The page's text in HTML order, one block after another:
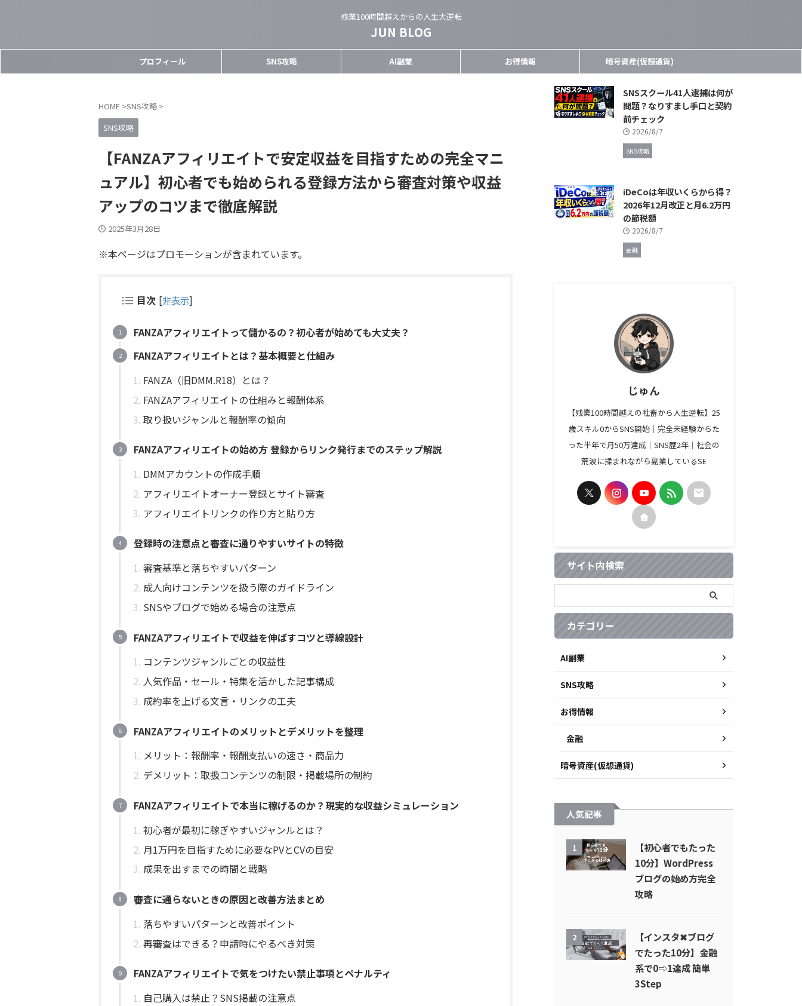
残業100時間越えからの人生大逆転
JUN BLOG
プロフィール SNS攻略 AI副業 お得情報 暗号資産(仮想通貨)
HOME >SNS攻略 >
SNS攻略
【FANZAアフィリエイトで安定収益を目指すための完全マニ
ュアル】初心者でも始められる登録方法から審査対策や収益
アップのコツまで徹底解説
2025年3月28日
※本ページはプロモーションが含まれています。
目次 [非表示]
FANZAアフィリエイトって儲かるの？初心者が始めても大丈夫？
FANZAアフィリエイトとは？基本概要と仕組み
FANZA（旧DMM.R18）とは？
FANZAアフィリエイトの仕組みと報酬体系
取り扱いジャンルと報酬率の傾向
FANZAアフィリエイトの始め方 登録からリンク発行までのステップ解説
DMMアカウントの作成手順
アフィリエイトオーナー登録とサイト審査
アフィリエイトリンクの作り方と貼り方
登録時の注意点と審査に通りやすいサイトの特徴
審査基準と落ちやすいパターン
成人向けコンテンツを扱う際のガイドライン
SNSやブログで始める場合の注意点
FANZAアフィリエイトで収益を伸ばすコツと導線設計
コンテンツジャンルごとの収益性
人気作品・セール・特集を活かした記事構成
成約率を上げる文言・リンクの工夫
FANZAアフィリエイトのメリットとデメリットを整理
メリット：報酬率・報酬支払いの速さ・商品力
デメリット：取扱コンテンツの制限・掲載場所の制約
FANZAアフィリエイトで本当に稼げるのか？現実的な収益シミュレーション
初心者が最初に稼ぎやすいジャンルとは？
月1万円を目指すために必要なPVとCVの目安
成果を出すまでの時間と戦略
審査に通らないときの原因と改善方法まとめ
落ちやすいパターンと改善ポイント
再審査はできる？申請時にやるべき対策
FANZAアフィリエイトで気をつけたい禁止事項とペナルティ
自己購入は禁止？SNS掲載の注意点
SNSスクール41人逮捕は何が
問題？なりすまし手口と契約
前チェック
2026/8/7
SNS攻略
iDeCoは年収いくらから得？
2026年12月改正と月6.2万円
の節税額
2026/8/7
金融
じゅん
【残業100時間越えの社畜から人生逆転】25
歳スキル0からSNS開始｜完全未経験からた
った半年で月50万達成｜SNS歴2年｜社会の
荒波に揉まれながら副業しているSE
サイト内検索
カテゴリー
AI副業
SNS攻略
お得情報
金融
暗号資産(仮想通貨)
人気記事
1
【初心者でもたった
10分】WordPress
ブログの始め方完全
攻略
2
【インスタ✖︎ブログ
でたった10分】金融
系で0⇨1達成 簡単
3Step